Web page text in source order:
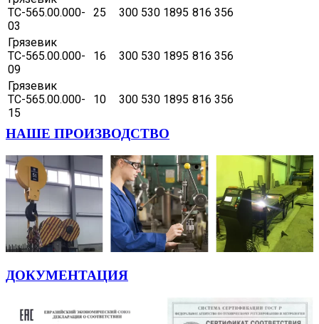
ТС-565.00.000-
03
25 300 530 1895 816 356
Грязевик
ТС-565.00.000-
09
16 300 530 1895 816 356
Грязевик
ТС-565.00.000-
15
10 300 530 1895 816 356
НАШЕ ПРОИЗВОДСТВО
ДОКУМЕНТАЦИЯ